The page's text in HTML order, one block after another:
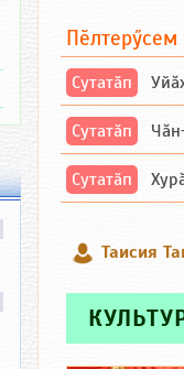
Пӗлтерӳсем
Сутатӑп
Сутатӑп
Сутатӑп
Таисия